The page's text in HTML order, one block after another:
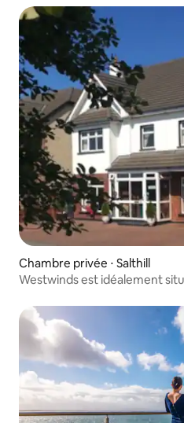
Chambre privée ⋅ Salthill
Westwinds est idéalement